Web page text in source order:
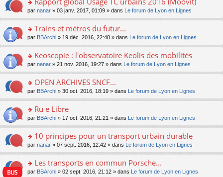
nt
ré
c
e
nt
le
pl
u
ré
c
e
nt
n
le
pl
u
ré
c
e
nt
a
g
e
n
n
le
pl
u
ré
c
e
nt
m
e
a
g
e
n
n
le
pl
u
ré
c
e
nt
ult
er
le
m
e
a
g
e
n
n
le
pl
u
ré
c
e
nt
o
n
ult
er
le
m
e
a
g
e
n
n
le
pl
u
ré
c
par nanar » 03 janv. 2017, 01:09 » dans Le forum de Lyon en Lignes
o
n
ult
er
le
m
e
a
g
e
n
n
le
pl
Trains et métros du futur...
par BBArchi » 19 déc. 2016, 22:48 » dans Le forum de Lyon en Lignes
o
n
ult
er
le
m
e
a
g
e
n
Keoscopie : l'observatoire Keolis des mobilités
par nanar » 21 nov. 2016, 19:27 » dans Le forum de Lyon en Lignes
o
n
ult
er
le
m
e
a
g
OPEN ARCHIVES SNCF...
par BBArchi » 30 oct. 2016, 18:19 » dans Le forum de Lyon en Lignes
o
n
ult
er
le
m
e
Ru e Libre
par BBArchi » 17 oct. 2016, 21:21 » dans Le forum de Lyon en Lignes
o
n
ult
er
10 principes pour un transport urbain durable
par nanar » 07 sept. 2016, 12:42 » dans Le forum de Lyon en Lignes
o
Les transports en commun Porsche...
par BBArchi » 02 sept. 2016, 21:12 » dans Le forum de Lyon en Lignes